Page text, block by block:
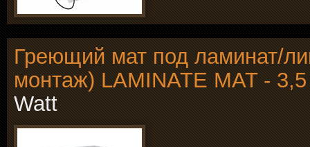
Греющий мат под ламинат/
монтаж) LAMINATE MAT - 3,5
Watt